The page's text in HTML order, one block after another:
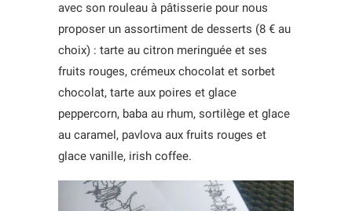
avec son rouleau à pâtisserie pour nous
proposer un assortiment de desserts (8 € au
choix) : tarte au citron meringuée et ses
fruits rouges, crémeux chocolat et sorbet
chocolat, tarte aux poires et glace
peppercorn, baba au rhum, sortilège et glace
au caramel, pavlova aux fruits rouges et
glace vanille, irish coffee.